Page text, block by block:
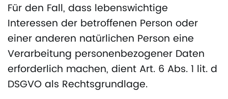
Für den Fall, dass lebenswichtige
Interessen der betroffenen Person oder
einer anderen natürlichen Person eine
Verarbeitung personenbezogener Daten
erforderlich machen, dient Art. 6 Abs. 1 lit. d
DSGVO als Rechtsgrundlage.